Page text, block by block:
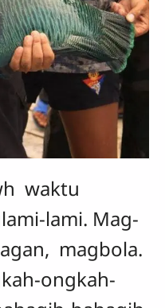
waktu
lami. Mag-
magbola.
ongkah-